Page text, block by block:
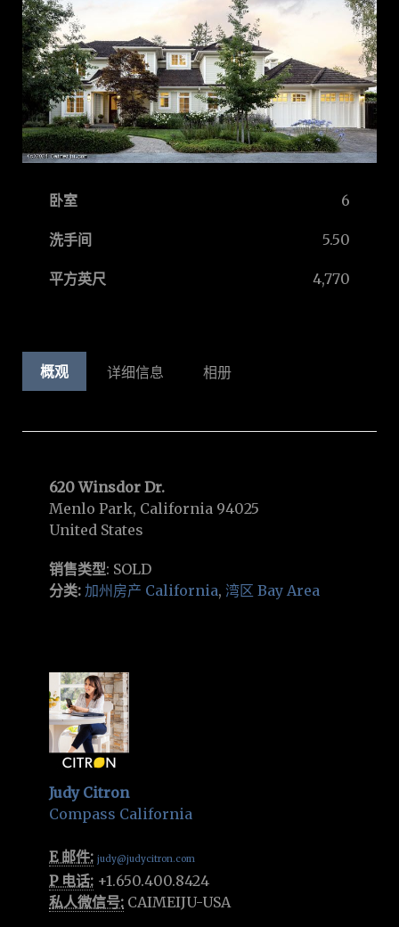
卧室 6
洗手间 5.50
平方英尺 4,770
概观 详细信息 相册
620 Winsdor Dr.
Menlo Park, California 94025
United States
销售类型: SOLD
分类: 加州房产 California, 湾区 Bay Area
Judy Citron
Compass California
E 邮件: judy@judycitron.com
P 电话: +1.650.400.8424
私人微信号: CAIMEIJU-USA